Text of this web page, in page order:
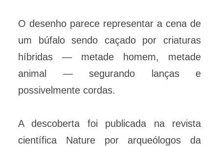
O desenho parece representar a cena de
um búfalo sendo caçado por criaturas
híbridas — metade homem, metade
animal — segurando lanças e
possivelmente cordas.
A descoberta foi publicada na revista
científica Nature por arqueólogos da